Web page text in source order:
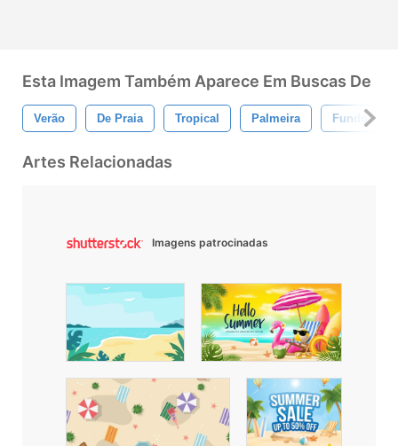
Esta Imagem Também Aparece Em Buscas De
Verão De Praia Tropical Palmeira Fundo Do
Artes Relacionadas
Imagens patrocinadas